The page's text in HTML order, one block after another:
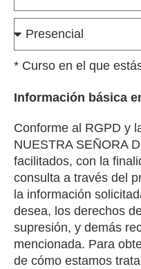
* Curso en el que
Información básica
Conforme al RGPD y
NUESTRA SEÑORA
facilitados, con la
consulta a través del
la información
desea, los derechos
supresión, y demás
mencionada. Para
de cómo estamos